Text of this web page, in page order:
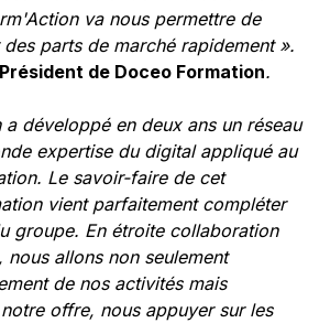
va nous permettre de
parts de marché rapidement ».
de Doceo Formation.
développé en deux ans un réseau
expertise du digital appliqué au
Le savoir-faire de cet
vient parfaitement compléter
groupe. En étroite collaboration
nous allons non seulement
de nos activités mais
offre, nous appuyer sur les